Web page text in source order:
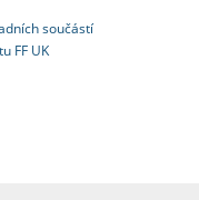
součástí
FF UK